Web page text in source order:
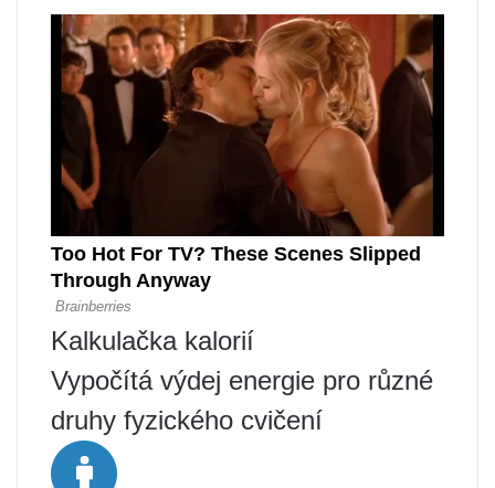
Kalkulačka kalorií
Vypočítá výdej energie pro různé
druhy fyzického cvičení